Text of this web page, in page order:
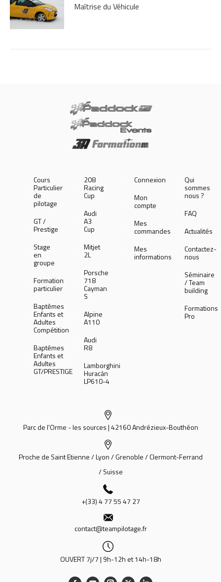
Maîtrise du Véhicule
Cours
Particulier
de
pilotage
GT /
Prestige
Stage
en
groupe
Formation
particulier
Baptêmes
Enfants et
Adultes
Compétition
Baptêmes
Enfants et
Adultes
GT/PRESTIGE
208
Racing
Cup
Audi
A3
Cup
Mitjet
2L
Porsche
718
Cayman
S
Alpine
A110
Audi
R8
Lamborghini
Huracán
LP610-4
Connexion
Mon
compte
Mes
commandes
Mes
informations
Qui
sommes
nous ?
FAQ
Actualités
Contactez-
nous
Séminaire
/ Team
building
Formations
Pro
Parc de l'Orme - les sources | 42160 Andrézieux-Bouthéon
Proche de Saint Etienne / Lyon / Grenoble / Clermont-Ferrand
/ Suisse
+(33) 4 77 55 47 27
contact@teampilotage.fr
OUVERT 7j/7 | 9h-12h et 14h-18h